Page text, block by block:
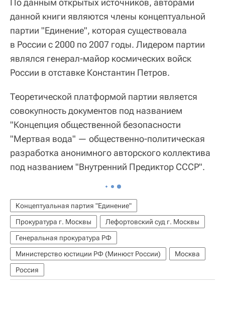
По данным открытых источников, авторами
данной книги являются члены концептуальной
партии "Единение", которая существовала
в России с 2000 по 2007 годы. Лидером партии
являлся генерал-майор космических войск
России в отставке Константин Петров.
Теоретической платформой партии является
совокупность документов под названием
"Концепция общественной безопасности
"Мертвая вода" — общественно-политическая
разработка анонимного авторского коллектива
под названием "Внутренний Предиктор СССР".
Концептуальная партия "Единение"
Прокуратура г. Москвы
Лефортовский суд г. Москвы
Генеральная прокуратура РФ
Министерство юстиции РФ (Минюст России)
Москва
Россия